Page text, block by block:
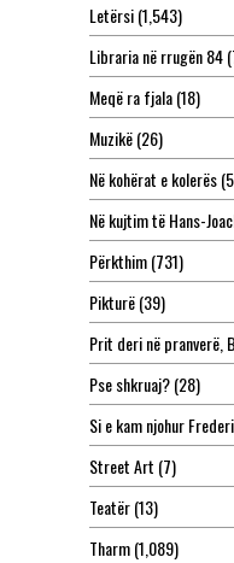
Letërsi(1,543)
Libraria në rrugën 84
Meqë ra fjala(18)
Muzikë(26)
Në kohërat e kolerës
Në kujtim të Hans-
Përkthim(731)
Pikturë(39)
Prit deri në pranverë,
Pse shkruaj?(28)
Si e kam njohur
Street Art (7)
Teatër(13)
Tharm(1,089)